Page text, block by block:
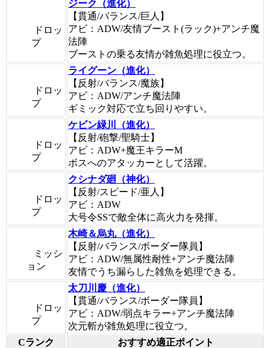
ドロッ
プ
ジーク（進化）
【貫通/バランス/巨人】
アビ：ADW/友情ブースト(ラック)+アンチ魔
法陣
ブーストの乗る友情が雑魚処理に役立つ。
ドロッ
プ
ライグーン（進化）
【反射/バランス/魔族】
アビ：ADW/アンチ魔法陣
ギミック対応で立ち回りやすい。
ドロッ
プ
ケビン緑川（進化）
【反射/砲撃/聖騎士】
アビ：ADW+魔王キラーM
ボスへのアタッカーとして活躍。
ドロッ
プ
クシナダ廻（神化）
【反射/スピード/亜人】
アビ：ADW
大号令SSで敵全体に高火力を発揮。
ミッシ
ョン
木崎＆烏丸（進化）
【反射/バランス/ボーダー隊員】
アビ：ADW/無属性耐性+アンチ魔法陣
友情でうち漏らした雑魚を処理できる。
ドロッ
プ
太刀川慶（進化）
【貫通/バランス/ボーダー隊員】
アビ：ADW/弱点キラー+アンチ魔法陣
次元斬が雑魚処理に役立つ。
Cランク
おすすめ適正ポイント